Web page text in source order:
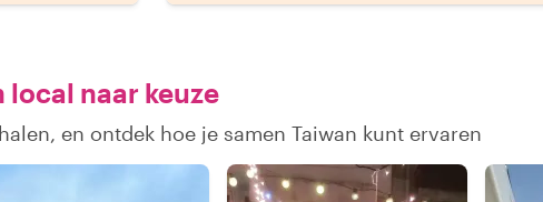
local naar keuze
en ontdek hoe je samen Taiwan kunt ervaren